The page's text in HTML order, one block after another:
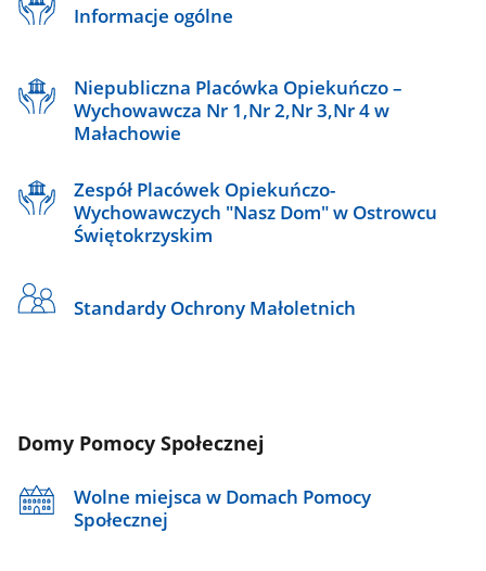
Informacje ogólne
Niepubliczna Placówka Opiekuńczo –
Wychowawcza Nr 1,Nr 2,Nr 3,Nr 4 w
Małachowie
Zespół Placówek Opiekuńczo-
Wychowawczych "Nasz Dom" w Ostrowcu
Świętokrzyskim
Standardy Ochrony Małoletnich
Domy Pomocy Społecznej
Wolne miejsca w Domach Pomocy
Społecznej